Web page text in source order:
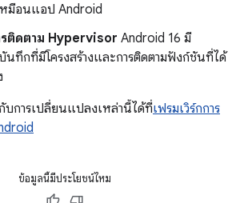
มือนแอป Android
รติดตาม Hypervisor Android 16 มี
นทึกที่มีโครงสร้างและการติดตามฟังก์ชันที่ได้
บการเปลี่ยนแปลงเหล่านี้ได้ที่เฟรมเวิร์กการ
ข้อมูลนี้มีประโยชน์ไหม